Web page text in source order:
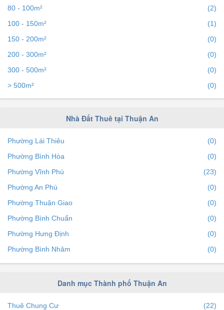
80 - 100m²
(2)
100 - 150m²
(1)
150 - 200m²
(0)
200 - 300m²
(0)
300 - 500m²
(0)
> 500m²
(0)
Nhà Đất Thuê tại Thuận An
Phường Lái Thiêu
(0)
Phường Bình Hòa
(0)
Phường Vĩnh Phú
(23)
Phường An Phú
(0)
Phường Thuận Giao
(0)
Phường Bình Chuẩn
(0)
Phường Hưng Định
(0)
Phường Bình Nhâm
(0)
Phường An Thạnh
(0)
Danh mục Thành phố Thuận An
Thuê Chung Cư
(22)